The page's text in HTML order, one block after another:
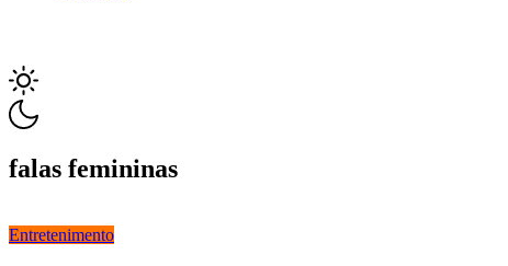
falas femininas
Entretenimento